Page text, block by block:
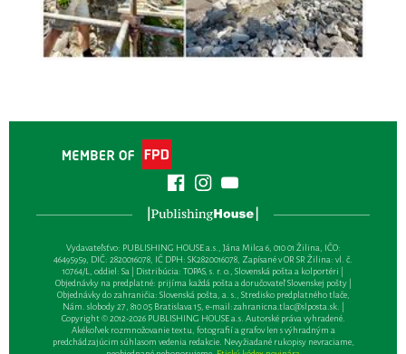
Vydavateľsťvo: PUBLISHING HOUSE a.s., Jána Milca 6, 010 01 Žilina, IČO:
46495959, DIČ: 2820016078, IČ DPH: SK2820016078, Zapísané v OR SR Žilina: vl. č.
10764/L, oddiel: Sa | Distribúcia: TOPAS, s. r. o., Slovenská pošta a kolportéri |
Objednávky na predplatné: prijíma každá pošta a doručovateľ Slovenskej pošty |
Objednávky do zahraničia: Slovenská pošta, a. s., Stredisko predplatného tlače,
Nám. slobody 27, 810 05 Bratislava 15, e-mail:zahranicna.tlac@slposta.sk. |
Copyright © 2012-2026 PUBLISHING HOUSE a.s. Autorské práva vyhradené.
Akékoľvek rozmnožovanie textu, fotografií a grafov len s výhradným a
predchádzajúcim súhlasom vedenia redakcie. Nevyžiadané rukopisy nevraciame,